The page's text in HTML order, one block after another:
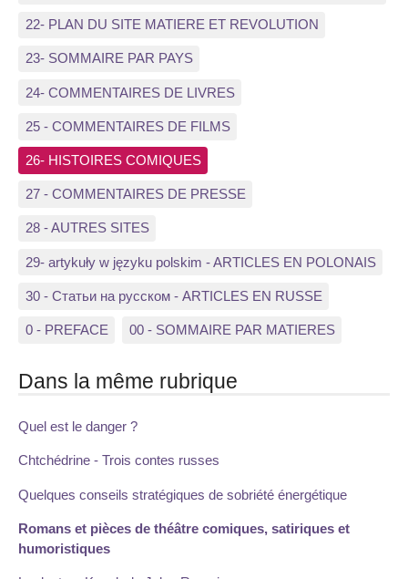
22- PLAN DU SITE MATIERE ET REVOLUTION
23- SOMMAIRE PAR PAYS
24- COMMENTAIRES DE LIVRES
25 - COMMENTAIRES DE FILMS
26- HISTOIRES COMIQUES
27 - COMMENTAIRES DE PRESSE
28 - AUTRES SITES
29- artykuły w języku polskim - ARTICLES EN POLONAIS
30 - Статьи на русском - ARTICLES EN RUSSE
0 - PREFACE 00 - SOMMAIRE PAR MATIERES
Dans la même rubrique
Quel est le danger ?
Chtchédrine - Trois contes russes
Quelques conseils stratégiques de sobriété énergétique
Romans et pièces de théâtre comiques, satiriques et
humoristiques